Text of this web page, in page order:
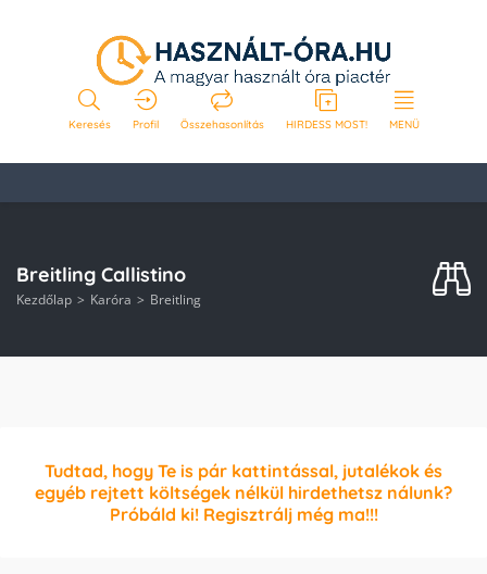
Keresés Profil Összehasonlítás HIRDESS MOST! MENÜ
Breitling Callistino
Kezdőlap Karóra Breitling
Tudtad, hogy Te is pár kattintással, jutalékok és
egyéb rejtett költségek nélkül hirdethetsz nálunk?
Próbáld ki! Regisztrálj még ma!!!